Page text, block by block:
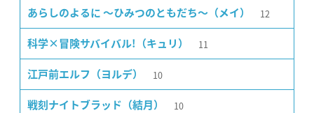
あらしのよるに 〜ひみつのともだち〜（メイ） 12
科学×冒険サバイバル!（キュリ） 11
江戸前エルフ（ヨルデ） 10
戦刻ナイトブラッド（結月） 10